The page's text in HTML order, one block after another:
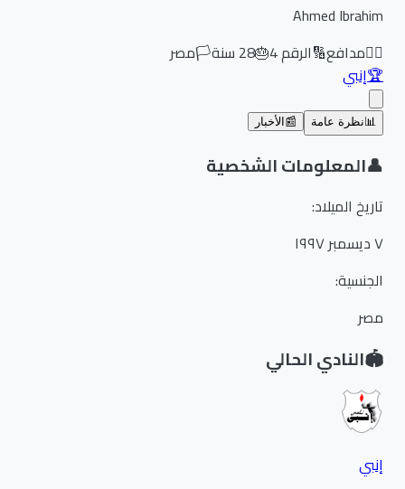
Ahmed Ibrahim
مدافع🔢الرقم4
🎂
28سنة🏳️مصر
إنبي
نظرة عامة 📰 الأخبار
المعلومات الشخصية
تاريخ الميلاد:
الجنسية:
مصر
النادي الحالي
إنبي